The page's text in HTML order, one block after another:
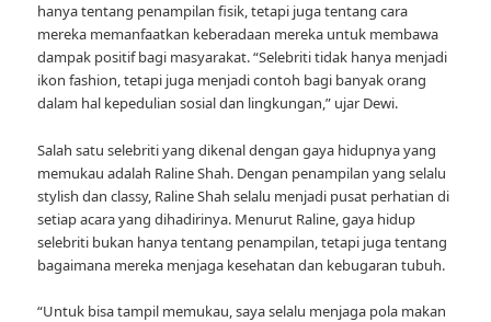
hanya tentang penampilan fisik, tetapi juga tentang cara
mereka memanfaatkan keberadaan mereka untuk membawa
dampak positif bagi masyarakat. “Selebriti tidak hanya menjadi
ikon fashion, tetapi juga menjadi contoh bagi banyak orang
dalam hal kepedulian sosial dan lingkungan,” ujar Dewi.
Salah satu selebriti yang dikenal dengan gaya hidupnya yang
memukau adalah Raline Shah. Dengan penampilan yang selalu
stylish dan classy, Raline Shah selalu menjadi pusat perhatian di
setiap acara yang dihadirinya. Menurut Raline, gaya hidup
selebriti bukan hanya tentang penampilan, tetapi juga tentang
bagaimana mereka menjaga kesehatan dan kebugaran tubuh.
“Untuk bisa tampil memukau, saya selalu menjaga pola makan